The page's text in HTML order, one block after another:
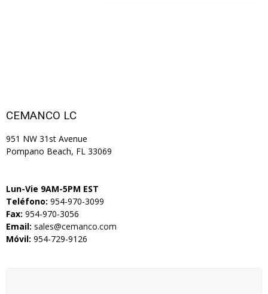
CEMANCO LC
951 NW 31st Avenue
Pompano Beach, FL 33069
Lun-Vie 9AM-5PM EST
Teléfono: 954-970-3099
Fax: 954-970-3056
Email: sales@cemanco.com
Móvil: 954-729-9126